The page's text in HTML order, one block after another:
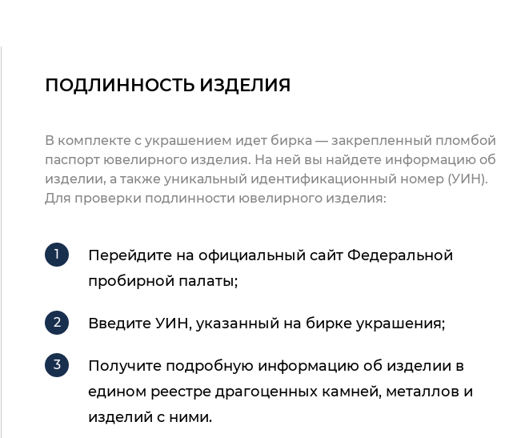
ПОДЛИННОСТЬ ИЗДЕЛИЯ
В комплекте с украшением идет бирка — закрепленный пломбой
паспорт ювелирного изделия. На ней вы найдете информацию об
изделии, а также уникальный идентификационный номер (УИН).
Для проверки подлинности ювелирного изделия:
Перейдите на официальный сайт Федеральной
пробирной палаты;
Введите УИН, указанный на бирке украшения;
Получите подробную информацию об изделии в
едином реестре драгоценных камней, металлов и
изделий с ними.